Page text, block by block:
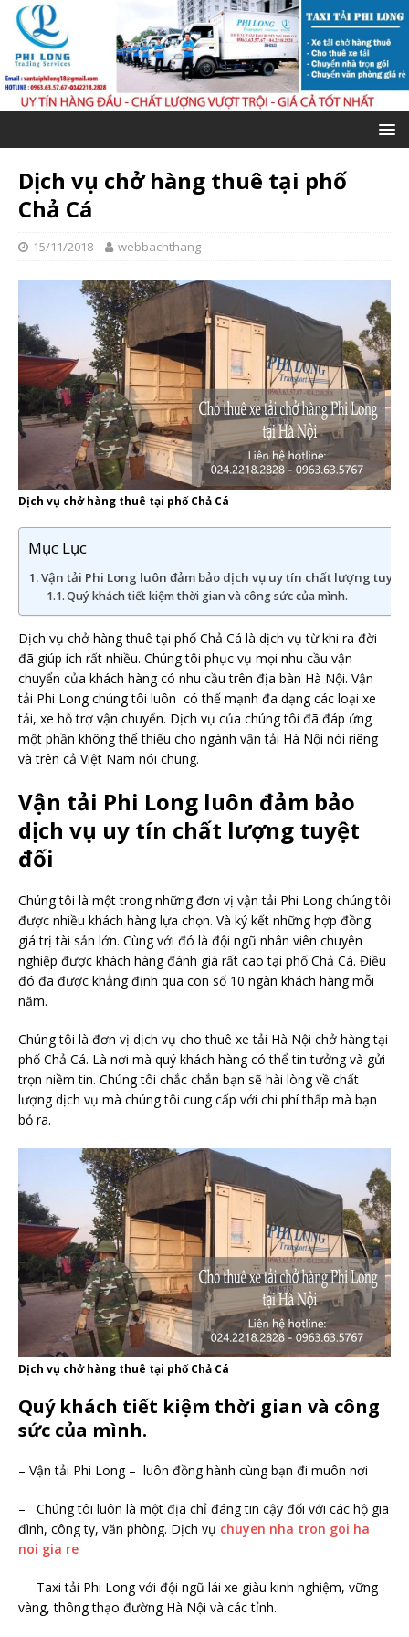
Dịch vụ chở hàng thuê tại phố
Chả Cá
15/11/2018 webbachthang
Dịch vụ chở hàng thuê tại phố Chả Cá
Mục Lục
Vận tải Phi Long luôn đảm bảo dịch vụ uy tín chất lượng tuyệt
Quý khách tiết kiệm thời gian và công sức của mình.
Dịch vụ chở hàng thuê tại phố Chả Cá là dịch vụ từ khi ra đời
đã giúp ích rất nhiều. Chúng tôi phục vụ mọi nhu cầu vận
chuyển của khách hàng có nhu cầu trên địa bàn Hà Nội. Vận
tải Phi Long chúng tôi luôn có thế mạnh đa dạng các loại xe
tải, xe hỗ trợ vận chuyển. Dịch vụ của chúng tôi đã đáp ứng
một phần không thể thiếu cho ngành vận tải Hà Nội nói riêng
và trên cả Việt Nam nói chung.
Vận tải Phi Long luôn đảm bảo
dịch vụ uy tín chất lượng tuyệt
đối
Chúng tôi là một trong những đơn vị vận tải Phi Long chúng tôi
được nhiều khách hàng lựa chọn. Và ký kết những hợp đồng
giá trị tài sản lớn. Cùng với đó là đội ngũ nhân viên chuyên
nghiệp được khách hàng đánh giá rất cao tại phố Chả Cá. Điều
đó đã được khẳng định qua con số 10 ngàn khách hàng mỗi
năm.
Chúng tôi là đơn vị dịch vụ cho thuê xe tải Hà Nội chở hàng tại
phố Chả Cá. Là nơi mà quý khách hàng có thể tin tưởng và gửi
trọn niềm tin. Chúng tôi chắc chắn bạn sẽ hài lòng về chất
lượng dịch vụ mà chúng tôi cung cấp với chi phí thấp mà bạn
bỏ ra.
Dịch vụ chở hàng thuê tại phố Chả Cá
Quý khách tiết kiệm thời gian và công
sức của mình.
– Vận tải Phi Long – luôn đồng hành cùng bạn đi muôn nơi
– Chúng tôi luôn là một địa chỉ đáng tin cậy đối với các hộ gia
đình, công ty, văn phòng. Dịch vụ chuyen nha tron goi ha
noi gia re
– Taxi tải Phi Long với đội ngũ lái xe giàu kinh nghiệm, vững
vàng, thông thạo đường Hà Nội và các tỉnh.